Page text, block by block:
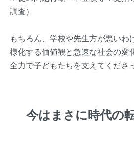
調査）
もちろん、学校や先生方が悪いわ
様化する価値観と急速な社会の変
全力で子どもたちを支えてくださ
今はまさに時代の